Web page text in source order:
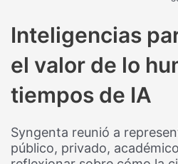
Inteligencias
el valor de lo
tiempos de IA
Syngenta reunió a
público, privado,